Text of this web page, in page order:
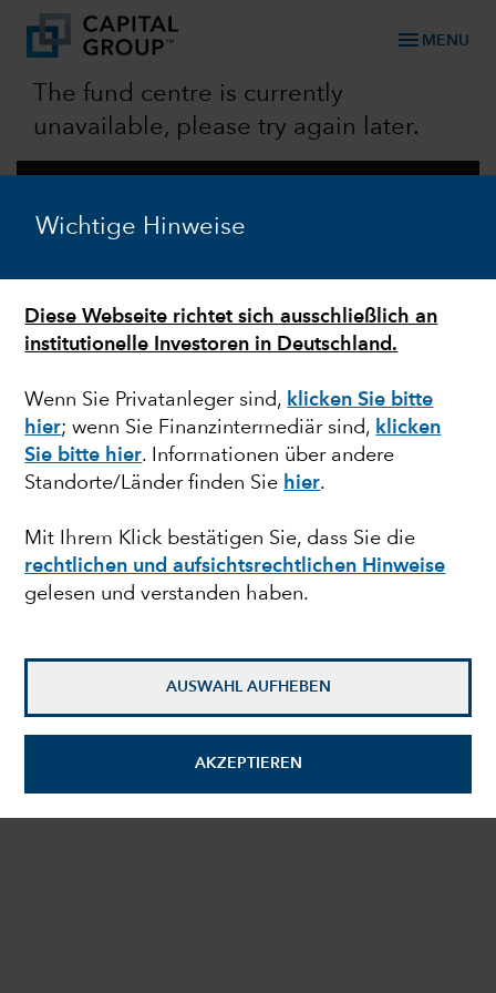
Wichtige Hinweise
Diese Webseite richtet sich ausschließlich an
institutionelle Investoren in Deutschland.
Wenn Sie Privatanleger sind, klicken Sie bitte
hier; wenn Sie Finanzintermediär sind, klicken
Sie bitte hier. Informationen über andere
Standorte/Länder finden Sie hier.
Mit Ihrem Klick bestätigen Sie, dass Sie die
rechtlichen und aufsichtsrechtlichen Hinweise
gelesen und verstanden haben.
AUSWAHL AUFHEBEN
AKZEPTIEREN
menu MENU
The fund centre is currently
unavailable, please try again later.
Kontakt
UNSER UNTERNEHMEN
Über uns
Karriere Richtlinien
KOMPETENZEN & STRATEGIEN expand_more
CAPITAL IDEAS
WIE MAN INVESTIERT expand_more
Copyright © 2026 Capital Group. Alle Rechte vorbehalten.
Rechtliche und aufsichtsrechtliche Informationen
Datenschutz
Cookies
Investorenrechte im Überblick